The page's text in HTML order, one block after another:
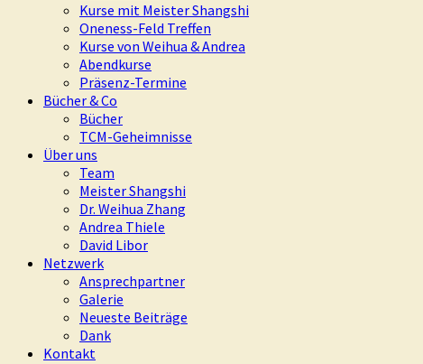
Kurse mit Meister Shangshi
Oneness-Feld Treffen
Kurse von Weihua & Andrea
Abendkurse
Präsenz-Termine
Bücher & Co
Bücher
TCM-Geheimnisse
Über uns
Team
Meister Shangshi
Dr. Weihua Zhang
Andrea Thiele
David Libor
Netzwerk
Ansprechpartner
Galerie
Neueste Beiträge
Dank
Kontakt